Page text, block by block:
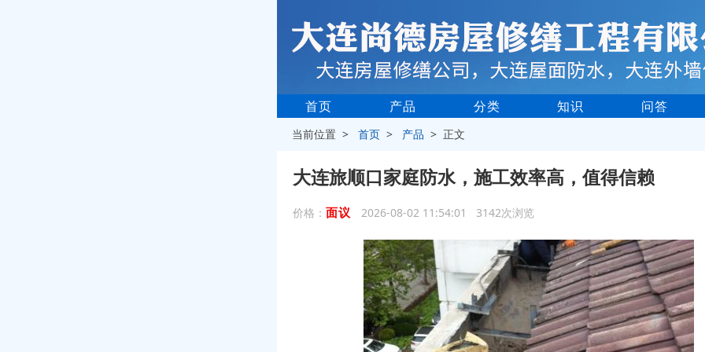
首页 产品 分类 知识 问答
当前位置 >首页 > 产品 > 正文
大连旅顺口家庭防水，施工效率高，值得信赖
价格： 面议 2026-08-02 11:54:01 3142次浏览